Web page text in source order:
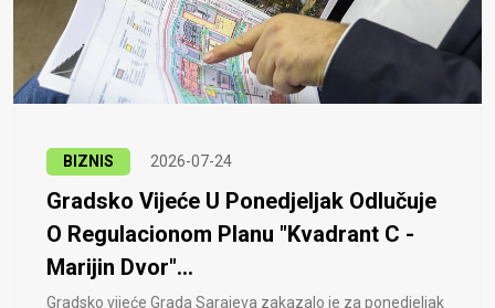
BIZNIS 2026-07-24
Gradsko Vijeće U Ponedjeljak Odlučuje
O Regulacionom Planu "Kvadrant C -
Marijin Dvor"...
Gradsko vijeće Grada Sarajeva zakazalo je za ponedjeljak